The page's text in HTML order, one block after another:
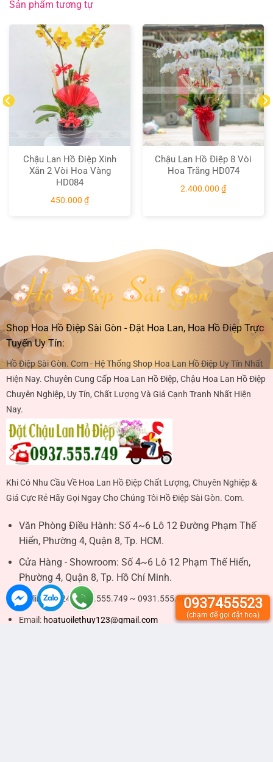
Sản phẩm tương tự
Chậu Lan Hồ Điệp Xinh
Xắn 2 Vòi Hoa Vàng
HD084
450.000 ₫
Chậu Lan Hồ Điệp 8 Vòi
Hoa Trắng HD074
2.400.000 ₫
Shop Hoa Hồ Điệp Sài Gòn - Đặt Hoa Lan, Hoa Hồ Điệp Trực
Tuyến Uy Tín:
Hồ Điệp Sài Gòn. Com - Hệ Thống Shop Hoa Lan Hồ Điệp Uy Tín Nhất
Hiện Nay. Chuyên Cung Cấp Hoa Lan Hồ Điệp, Chậu Hoa Lan Hồ Điệp
Chuyên Nghiệp, Uy Tín, Chất Lượng Và Giá Cạnh Tranh Nhất Hiện
Nay.
Khi Có Nhu Cầu Về Hoa Lan Hồ Điệp Chất Lượng, Chuyên Nghiệp &
Giá Cực Rẻ Hãy Gọi Ngay Cho Chúng Tôi Hồ Điệp Sài Gòn. Com.
Văn Phòng Điều Hành: Số 4~6 Lô 12 Đường Phạm Thế
Hiển, Phường 4, Quận 8, Tp. HCM.
Cửa Hàng - Showroom: Số 4~6 Lô 12 Phạm Thế Hiển,
Phường 4, Quận 8, Tp. Hồ Chí Minh.
Hotline 24/24:0937.555.749 ~ 0931.555.908 - 0937.455.523
Email: hoatuoilethuy123@gmail.com
0937455523
(chạm để gọi đặt hoa)